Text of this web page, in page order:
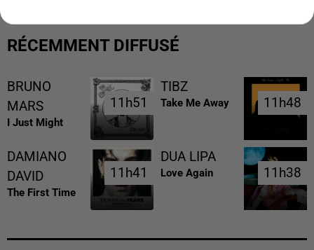
RÉCEMMENT DIFFUSÉ
BRUNO
MARS
I Just Might
11h51
11h51
TIBZ
Take Me Away 11h48
11h48
DAMIANO
DAVID
The First Time
11h41
11h41
DUA LIPA
Love Again 11h38
11h38